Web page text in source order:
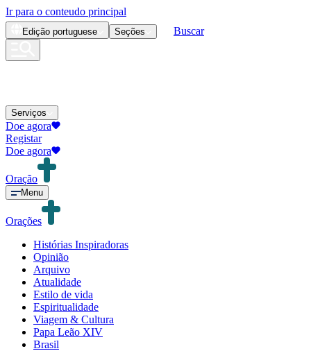
Ir para o conteudo principal
Edição portuguese Seções Buscar
Serviços
Doe agora
Registar
Doe agora
Oração
Menu
Orações
Histórias Inspiradoras
Opinião
Arquivo
Atualidade
Estilo de vida
Espiritualidade
Viagem & Cultura
Papa Leão XIV
Brasil